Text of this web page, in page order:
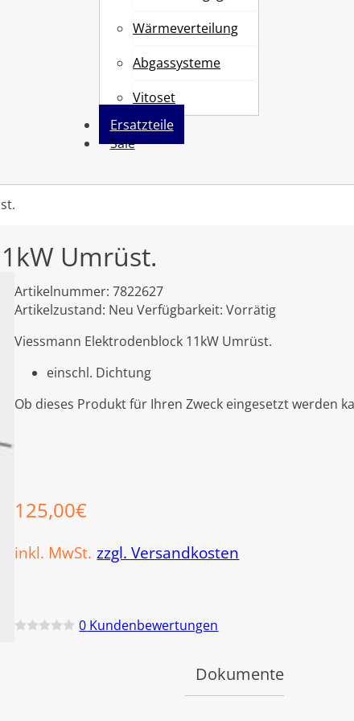
Wärmeverteilung
Abgassysteme
Vitoset
Ersatzteile
Sale
Umrüst.
Artikelnummer:7822627
Artikelzustand: Neu Verfügbarkeit:Vorrätig
Viessmann Elektrodenblock 11kW Umrüst.
einschl. Dichtung
Ob dieses Produkt für Ihren Zweck eingesetzt werden
125,00€
inkl. MwSt. zzgl. Versandkosten
0 Kundenbewertungen
Dokumente